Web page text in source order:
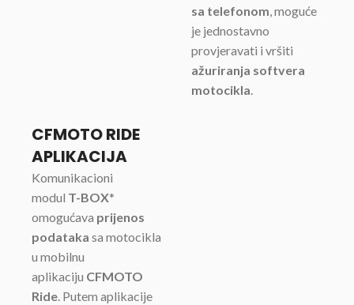
sa telefonom, moguće
je jednostavno
provjeravati i vršiti
ažuriranja softvera
motocikla.
CFMOTO RIDE
APLIKACIJA
Komunikacioni
modul T-BOX*
omogućava prijenos
podataka sa motocikla
u mobilnu
aplikaciju CFMOTO
Ride. Putem aplikacije